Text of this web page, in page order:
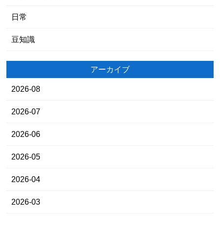
日常
豆知識
アーカイブ
2026-08
2026-07
2026-06
2026-05
2026-04
2026-03